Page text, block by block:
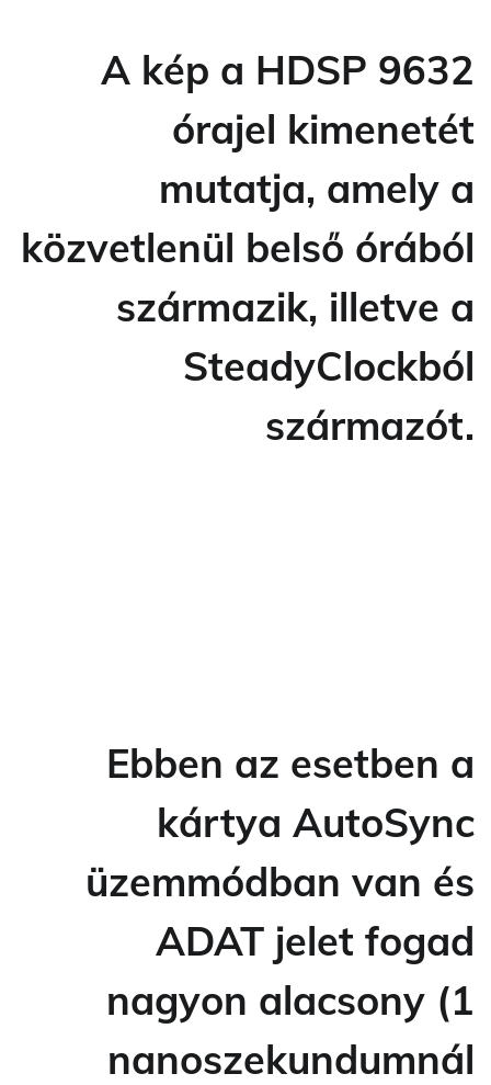
A kép a HDSP 9632
órajel kimenetét
mutatja, amely a
közvetlenül belső órából
származik, illetve a
SteadyClockból
származót.
Ebben az esetben a
kártya AutoSync
üzemmódban van és
ADAT jelet fogad
nagyon alacsony (1
nanoszekundumnál